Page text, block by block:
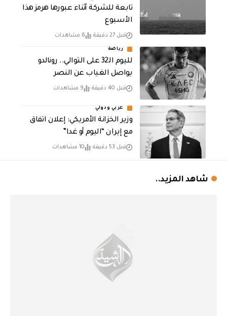
تابعة للشركة أثناء عبورها هرمز هذا
الأسبوع
قبل 27 دقيقة 6 مشاهدات
رياضة
لليوم الـ32 على التوالي.. رونالدو
يواصل الغياب عن النصر
قبل 40 دقيقة 9 مشاهدات
عربي ودولي
وزير الخزانة الأمريكي: إعلان اتفاق
مع إيران “اليوم أو غدا”
قبل 53 دقيقة 10 مشاهدات
شاهد المزيد..